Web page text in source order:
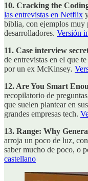
10. Cracking the
las entrevistas en Netflix
biblia, con ejemplos muy
desarrolladores. Versión
11. Case interview
de entrevistas en el que
por un ex McKinsey.
12. Are You Smart
recopilatorio de
que suelen plantear en
grandes empresas tech.
13. Range: Why
arroja un poco de luz,
saber mucho de poco, o
castellano